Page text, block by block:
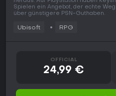
Spielen ein Angebot, der echte
über günstigere PSN-Guthaben.
Ubisoft RPG
OFFICIAL
24,99 €